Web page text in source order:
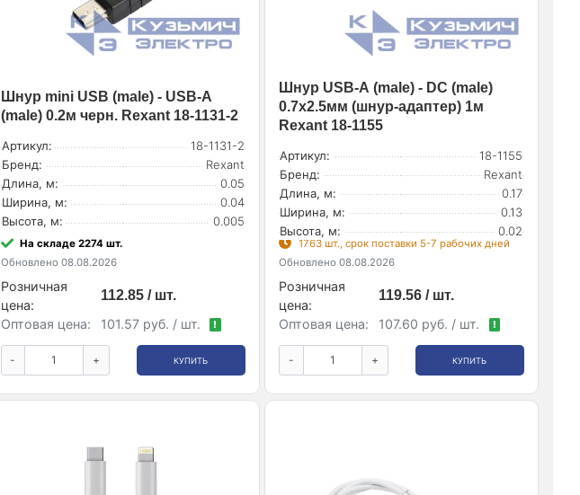
Шнур mini USB (male) - USB-A
(male) 0.2м черн. Rexant 18-1131-2
Артикул:
18-1131-2
Бренд:
Rexant
Длина, м:
0.05
Ширина, м:
0.04
Высота, м:
0.005
На складе 2274 шт.
Обновлено 08.08.2026
Розничная
цена:
112.85 / шт.
Оптовая цена:
101.57 руб. / шт. !
- + КУПИТЬ
Шнур USB-А (male) - DC (male)
0.7х2.5мм (шнур-адаптер) 1м
Rexant 18-1155
Артикул:
18-1155
Бренд:
Rexant
Длина, м:
0.17
Ширина, м:
0.13
Высота, м:
0.02
1763 шт., срок поставки 5-7 рабочих дней
Обновлено 08.08.2026
Розничная
цена:
119.56 / шт.
Оптовая цена:
107.60 руб. / шт. !
- + КУПИТЬ